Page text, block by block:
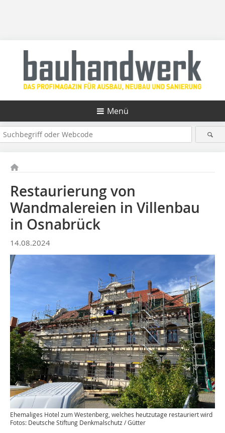
Menü
Restaurierung von
Wandmalereien in Villenbau
in Osnabrück
14.08.2024
Ehemaliges Hotel zum Westenberg, welches heutzutage restauriert wird
Fotos: Deutsche Stiftung Denkmalschutz / Gütter